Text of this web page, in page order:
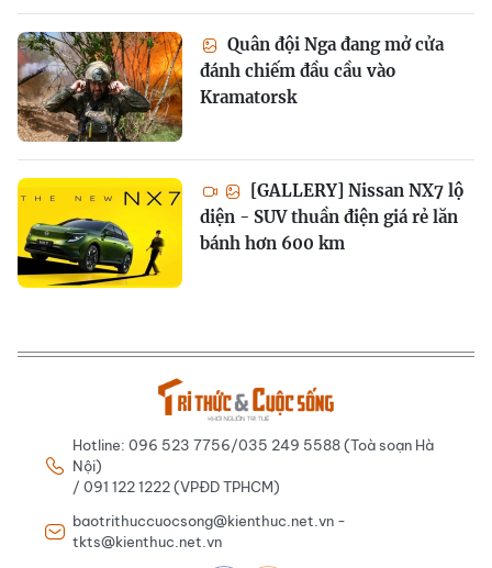
Quân đội Nga đang mở cửa
đánh chiếm đầu cầu vào
Kramatorsk
[GALLERY] Nissan NX7 lộ
diện - SUV thuần điện giá rẻ lăn
bánh hơn 600 km
Hotline: 096 523 7756/035 249 5588 (Toà soạn Hà
Nội)
/ 091 122 1222 (VPĐD TPHCM)
baotrithuccuocsong@kienthuc.net.vn -
tkts@kienthuc.net.vn